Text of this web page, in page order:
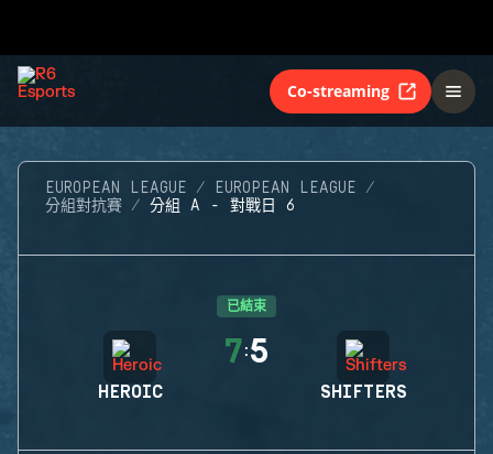
Co-streaming
EUROPEAN LEAGUE
EUROPEAN LEAGUE
分組對抗賽
分組 A - 對戰日 6
已結束
HEROIC
7:5
SHIFTERS